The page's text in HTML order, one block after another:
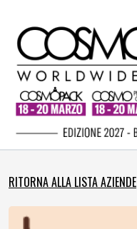
RITORNA ALLA LISTA AZIENDE